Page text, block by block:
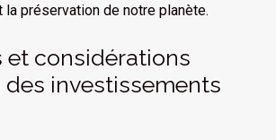
la préservation de notre planète.
et considérations
investissements